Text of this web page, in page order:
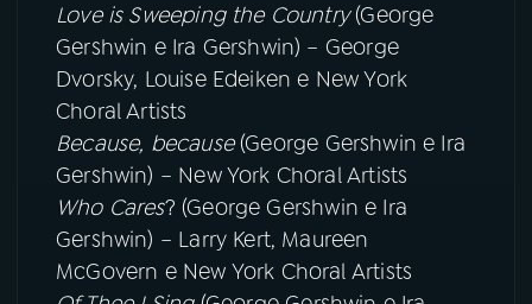
Love is Sweeping the Country(George
Gershwin e Ira Gershwin) – George
Dvorsky, Louise Edeiken e New York
Choral Artists
Because, because(George Gershwin e Ira
Gershwin) – New York Choral Artists
Who Cares? (George Gershwin e Ira
Gershwin) – Larry Kert, Maureen
McGovern e New York Choral Artists